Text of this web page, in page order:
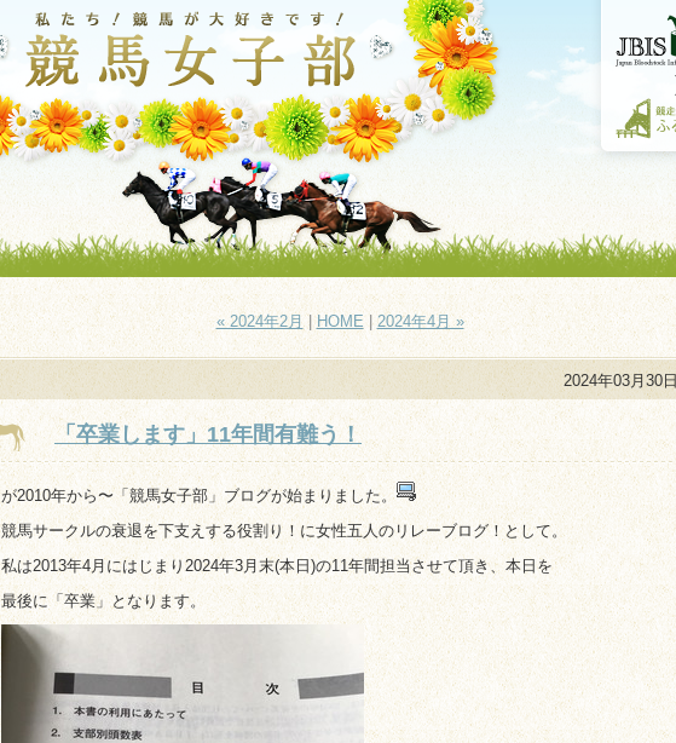
« 2024年2月| HOME| 2024年4月 »
2024年03月30日
「卒業します」11年間有難う！
が2010年から〜「競馬女子部」ブログが始まりました。
競馬サークルの衰退を下支えする役割り！に女性五人のリレーブログ！として。
私は2013年4月にはじまり2024年3月末(本日)の11年間担当させて頂き、本日を
最後に「卒業」となります。